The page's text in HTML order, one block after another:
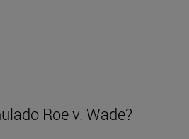
Roe v. Wade?